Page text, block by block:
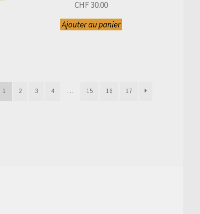
CHF30.00
Ajouter au panier
1 2 3 4 … 15 16 17